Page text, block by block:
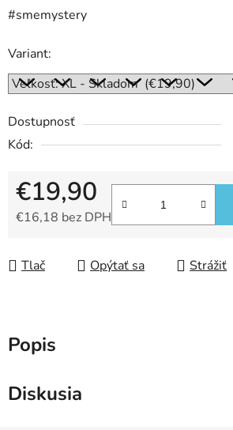
#smemystery
Variant:
Dostupnosť
Kód:
€19,90
€16,18 bez DPH
Tlač Opýtať sa Strážiť
Popis
Diskusia